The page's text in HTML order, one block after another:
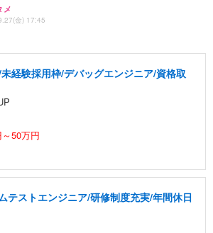
メ
金) 17:45
未経験採用枠/デバッグエンジニア/資格取
50万円
テストエンジニア/研修制度充実/年間休日